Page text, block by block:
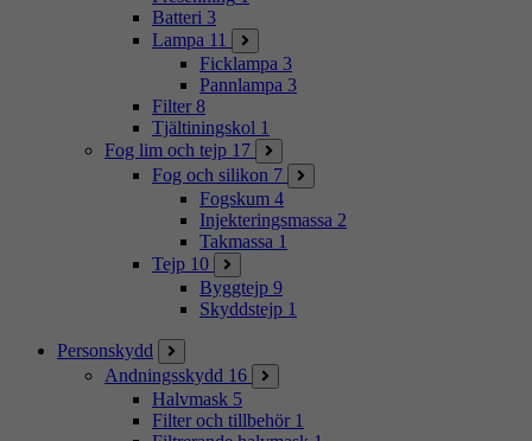
Batteri 3
Lampa 11
Ficklampa 3
Pannlampa 3
Filter 8
Tjältiningskol 1
Fog lim och tejp 17
Fog och silikon 7
Fogskum 4
Injekteringsmassa 2
Takmassa 1
Tejp 10
Byggtejp 9
Skyddstejp 1
Personskydd
Andningsskydd 16
Halvmask 5
Filter och tillbehör 1